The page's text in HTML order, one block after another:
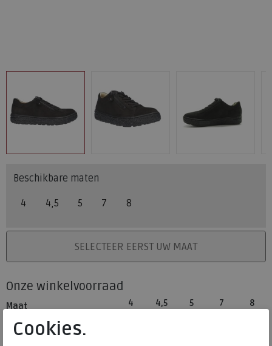
Beschikbare maten
4 4,5 5 7 8
PLAATS IN WINKELMANDSELECTEER EERST UW MAAT
Onze winkelvoorraad
Maat 4 4,5 5 7
8
HEEMSKERK
Cookies.